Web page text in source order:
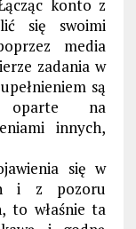
konto z
się swoimi
media
zadania w
są
oparte na
innych,
się w
i z pozoru
to właśnie ta